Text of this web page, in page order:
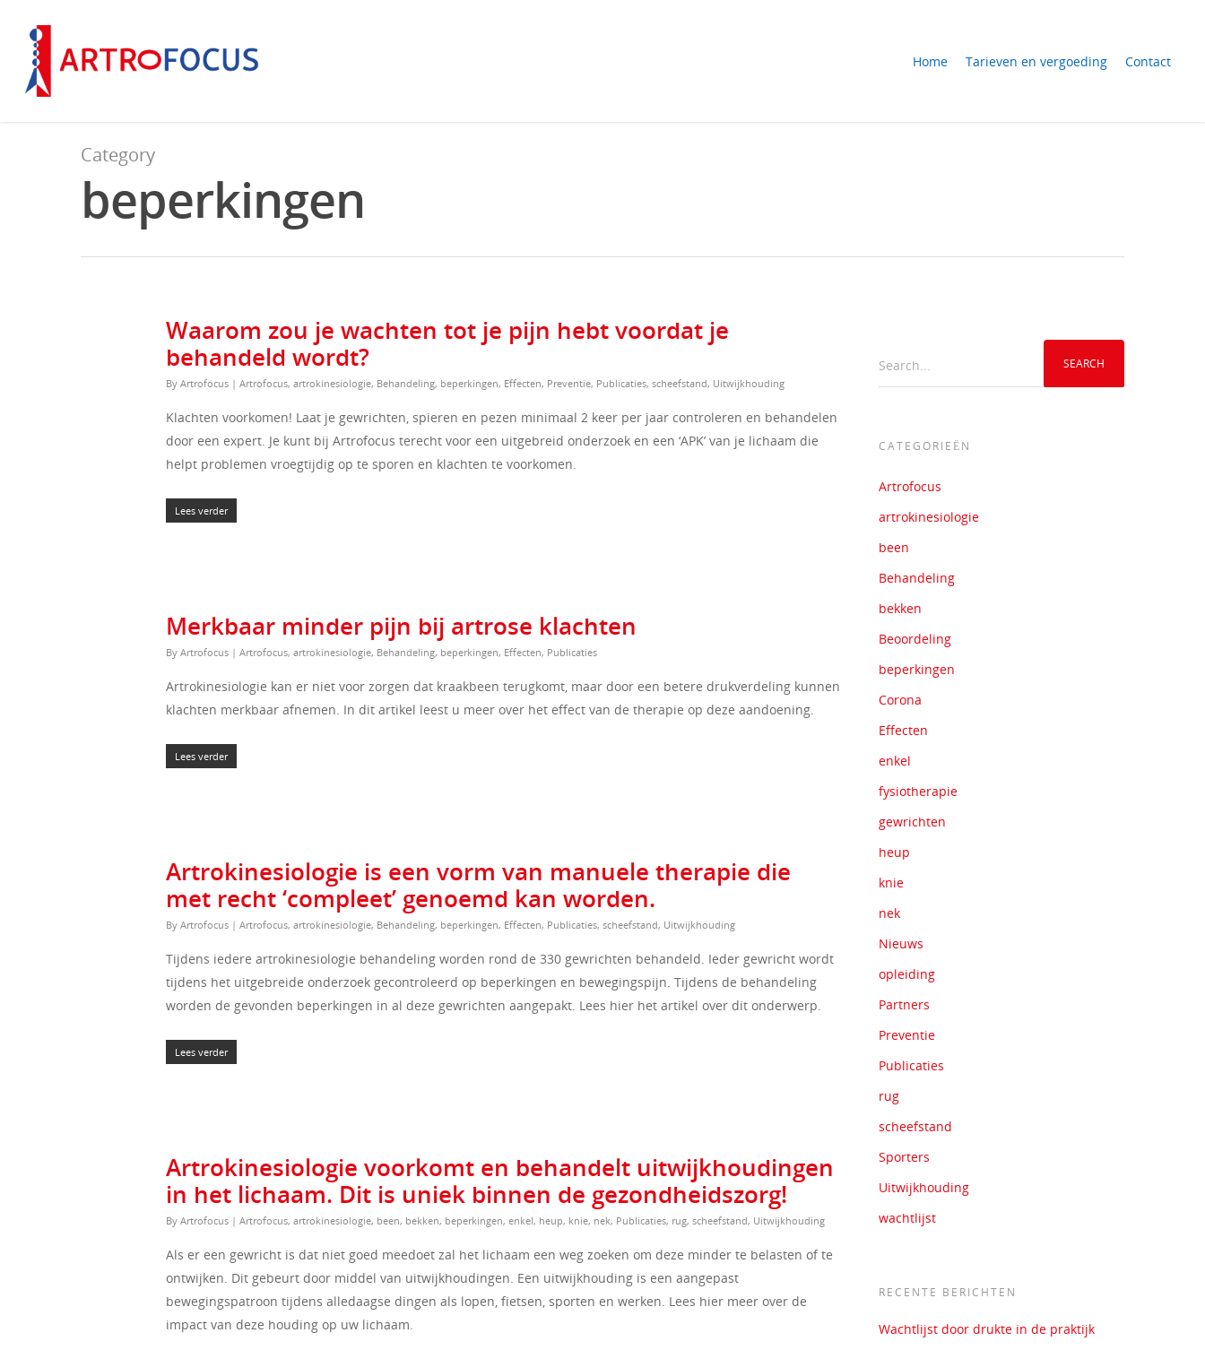
Home Tarieven en vergoeding Contact
Category
beperkingen
Waarom zou je wachten tot je pijn hebt voordat je
behandeld wordt?
By Artrofocus | Artrofocus, artrokinesiologie, Behandeling, beperkingen, Effecten, Preventie, Publicaties, scheefstand, Uitwijkhouding
Klachten voorkomen! Laat je gewrichten, spieren en pezen minimaal 2 keer per jaar controleren en behandelen
door een expert. Je kunt bij Artrofocus terecht voor een uitgebreid onderzoek en een ‘APK’ van je lichaam die
helpt problemen vroegtijdig op te sporen en klachten te voorkomen.
Lees verder
Merkbaar minder pijn bij artrose klachten
By Artrofocus | Artrofocus, artrokinesiologie, Behandeling, beperkingen, Effecten, Publicaties
Artrokinesiologie kan er niet voor zorgen dat kraakbeen terugkomt, maar door een betere drukverdeling kunnen
klachten merkbaar afnemen. In dit artikel leest u meer over het effect van de therapie op deze aandoening.
Lees verder
Artrokinesiologie is een vorm van manuele therapie die
met recht ‘compleet’ genoemd kan worden.
By Artrofocus | Artrofocus, artrokinesiologie, Behandeling, beperkingen, Effecten, Publicaties, scheefstand, Uitwijkhouding
Tijdens iedere artrokinesiologie behandeling worden rond de 330 gewrichten behandeld. Ieder gewricht wordt
tijdens het uitgebreide onderzoek gecontroleerd op beperkingen en bewegingspijn. Tijdens de behandeling
worden de gevonden beperkingen in al deze gewrichten aangepakt. Lees hier het artikel over dit onderwerp.
Lees verder
Artrokinesiologie voorkomt en behandelt uitwijkhoudingen
in het lichaam. Dit is uniek binnen de gezondheidszorg!
By Artrofocus | Artrofocus, artrokinesiologie, been, bekken, beperkingen, enkel, heup, knie, nek, Publicaties, rug, scheefstand, Uitwijkhouding
Als er een gewricht is dat niet goed meedoet zal het lichaam een weg zoeken om deze minder te belasten of te
ontwijken. Dit gebeurt door middel van uitwijkhoudingen. Een uitwijkhouding is een aangepast
bewegingspatroon tijdens alledaagse dingen als lopen, fietsen, sporten en werken. Lees hier meer over de
impact van deze houding op uw lichaam.
Search...
CATEGORIEËN
Artrofocus
artrokinesiologie
been
Behandeling
bekken
Beoordeling
beperkingen
Corona
Effecten
enkel
fysiotherapie
gewrichten
heup
knie
nek
Nieuws
opleiding
Partners
Preventie
Publicaties
rug
scheefstand
Sporters
Uitwijkhouding
wachtlijst
RECENTE BERICHTEN
Wachtlijst door drukte in de praktijk